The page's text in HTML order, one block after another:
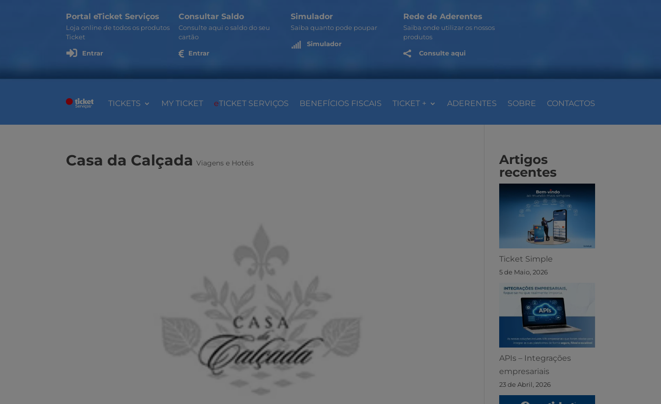
Portal eTicket Serviços
Loja online de todos os produtos
Ticket
 Entrar
Consultar Saldo
Consulte aqui o saldo do seu
cartão
 Entrar
Simulador
Saiba quanto pode poupar
 Simulador
Rede de Aderentes
Saiba onde utilizar os nossos
produtos
 Consulte aqui
TICKETS MY TICKET eTICKET SERVIÇOS BENEFÍCIOS FISCAIS TICKET + ADERENTES SOBRE CONTACTOS
Casa da Calçada Viagens e Hotéis
Artigos
recentes
Ticket Simple
5 de Maio, 2026
APIs – Integrações
empresariais
23 de Abril, 2026